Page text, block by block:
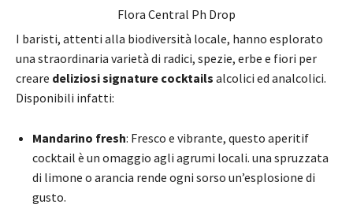
Flora Central Ph Drop
I baristi, attenti alla biodiversità locale, hanno esplorato
una straordinaria varietà di radici, spezie, erbe e fiori per
creare deliziosi signature cocktails alcolici ed analcolici.
Disponibili infatti:
Mandarino fresh: Fresco e vibrante, questo aperitif
cocktail è un omaggio agli agrumi locali. una spruzzata
di limone o arancia rende ogni sorso un’esplosione di
gusto.